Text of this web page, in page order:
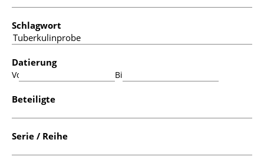
Schlagwort
Datierung
Von: Bis:
Beteiligte
Serie / Reihe